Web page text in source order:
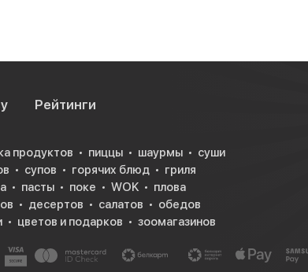
—
Ну
курицы или
Рейтинги
продуктов пиццы шаурмы
суши
супов горячих блюд
гриля
пасты поке WOK
плова
десертов салатов
обедов
цветов и подарков зоомагазинов